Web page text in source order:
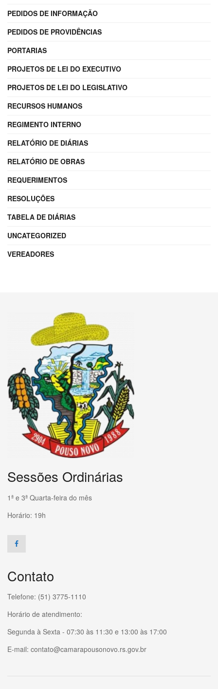
PEDIDOS DE INFORMAÇÃO
PEDIDOS DE PROVIDÊNCIAS
PORTARIAS
PROJETOS DE LEI DO EXECUTIVO
PROJETOS DE LEI DO LEGISLATIVO
RECURSOS HUMANOS
REGIMENTO INTERNO
RELATÓRIO DE DIÁRIAS
RELATÓRIO DE OBRAS
REQUERIMENTOS
RESOLUÇÕES
TABELA DE DIÁRIAS
UNCATEGORIZED
VEREADORES
Sessões Ordinárias
1ª e 3ª Quarta-feira do mês
Horário: 19h
Contato
Telefone: (51) 3775-1110
Horário de atendimento:
Segunda à Sexta - 07:30 às 11:30 e 13:00 às 17:00
E-mail: contato@camarapousonovo.rs.gov.br